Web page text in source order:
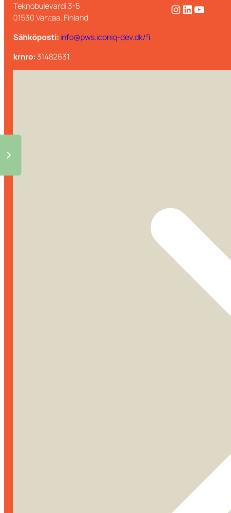
Teknobulevardi 3-5
01530 Vantaa, Finland
Sähköposti: info@pws.iconiq-dev.dk/fi
krnro: 31482631
Instagram LinkedIn YouTube